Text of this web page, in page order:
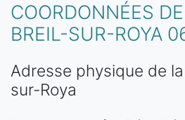
COORDONNÉES
BREIL-SUR-ROYA
Adresse physique de
sur-Roya